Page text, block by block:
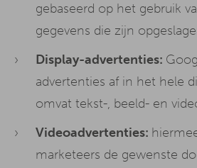
gebaseerd op het gebruik
gegevens die zijn
Display-advertenties:
advertenties af in het hele
omvat tekst-, beeld- en
Videoadvertenties:
marketeers de gewenste